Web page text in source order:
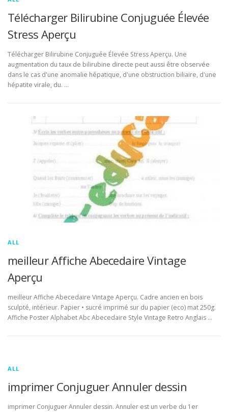
Télécharger Bilirubine Conjuguée Élevée
Stress Aperçu
Télécharger Bilirubine Conjuguée Élevée Stress Aperçu. Une
augmentation du taux de bilirubine directe peut aussi être observée
dans le cas d'une anomalie hépatique, d'une obstruction biliaire, d'une
hépatite virale, du. …
ALL
meilleur Affiche Abecedaire Vintage
Aperçu
meilleur Affiche Abecedaire Vintage Aperçu. Cadre ancien en bois
sculpté, intérieur. Papier • sucré imprimé sur du papier (eco) mat 250g.
Affiche Poster Alphabet Abc Abecedaire Style Vintage Retro Anglais …
ALL
imprimer Conjuguer Annuler dessin
imprimer Conjuguer Annuler dessin. Annuler est un verbe du 1er